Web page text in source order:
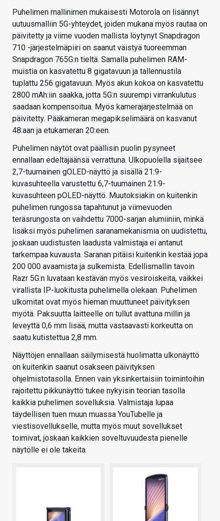
Puhelimen mallinimen mukaisesti Motorola on lisännyt
uutuusmalliin 5G-yhteydet, joiden mukana myös rautaa on
päivitetty ja viime vuoden mallista löytynyt Snapdragon
710 -järjestelmäpiiri on saanut väistyä tuoreemman
Snapdragon 765G:n tieltä. Samalla puhelimen RAM-
muistia on kasvatettu 8 gigatavuun ja tallennustila
tuplattu 256 gigatavuun. Myös akun kokoa on kasvatettu
2800 mAh:iin saakka, jotta 5G:n suurempi virrankulutus
saadaan kompensoitua. Myös kamerajärjestelmää on
päivitetty. Pääkameran megapikselimäärä on kasvanut
48:aan ja etukameran 20:een.
Puhelimen näytöt ovat päällisin puolin pysyneet
ennallaan edeltäjäänsä verrattuna. Ulkopuolella sijaitsee
2,7-tuumainen gOLED-näyttö ja sisällä 21:9-
kuvasuhteella varustettu 6,7-tuumainen 21:9-
kuvasuhteen pOLED-näyttö. Muutoksiakin on kuitenkin
puhelimen rungossa tapahtunut ja viimevuoden
teräsrungosta on vaihdettu 7000-sarjan alumiiniin, minkä
lisäksi myös puhelimen saranamekanismia on uudistettu,
joskaan uudistusten laadusta valmistaja ei antanut
tarkempaa kuvausta. Saranan pitäisi kuitenkin kestää jopa
200 000 avaamista ja sulkemista. Edellismallin tavoin
Razr 5G:n luvataan kestävän myös vesiroiskeita, vaikkei
virallista IP-luokitusta puhelimella olekaan. Puhelimen
ulkomitat ovat myös hieman muuttuneet päivityksen
myötä. Paksuutta laitteelle on tullut avattuna millin ja
leveyttä 0,6 mm lisää, mutta vastaavasti korkeutta on
saatu kutistettua 2,8 mm.
Näyttöjen ennallaan säilymisestä huolimatta ulkonäyttö
on kuitenkin saanut osakseen päivityksen
ohjelmistotasolla. Ennen vain yksinkertaisiin toimintoihin
rajoitettu pikkunäyttö tukee nykyisin teorian tasolla
kaikkia puhelimen sovelluksia. Valmistaja lupaa
täydellisen tuen muun muassa YouTubelle ja
viestisovellukselle, mutta myös muut sovellukset
toimivat, joskaan kaikkien soveltuvuudesta pienelle
näytölle ei ole takeita.